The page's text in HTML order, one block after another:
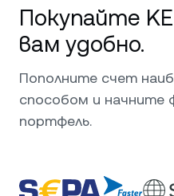
Покупайте
вам удобно.
Пополните счет
способом и начните
портфель.